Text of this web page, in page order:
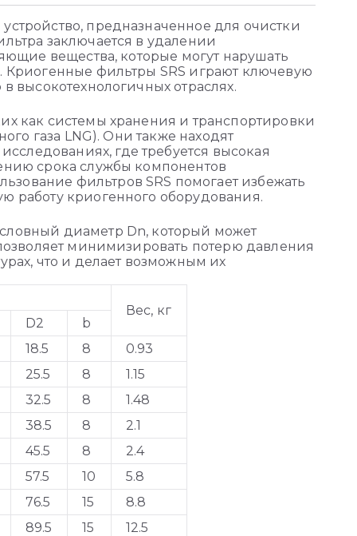
предназначенное для очистки
заключается в удалении
вещества, которые могут нарушать
Криогенные фильтры SRS играют ключевую
высокотехнологичных отраслях.
как системы хранения и транспортировки
газа LNG). Они также находят
где требуется высокая
срока службы компонентов
фильтров SRS помогает избежать
работу криогенного оборудования.
диаметр Dn, который может
минимизировать потерю давления
что и делает возможным их
Вес, кг
D2
b
18.5
8
0.93
25.5
8
1.15
32.5
8
1.48
38.5
8
2.1
45.5
8
2.4
57.5
10
5.8
76.5
15
8.8
89.5
15 12.5